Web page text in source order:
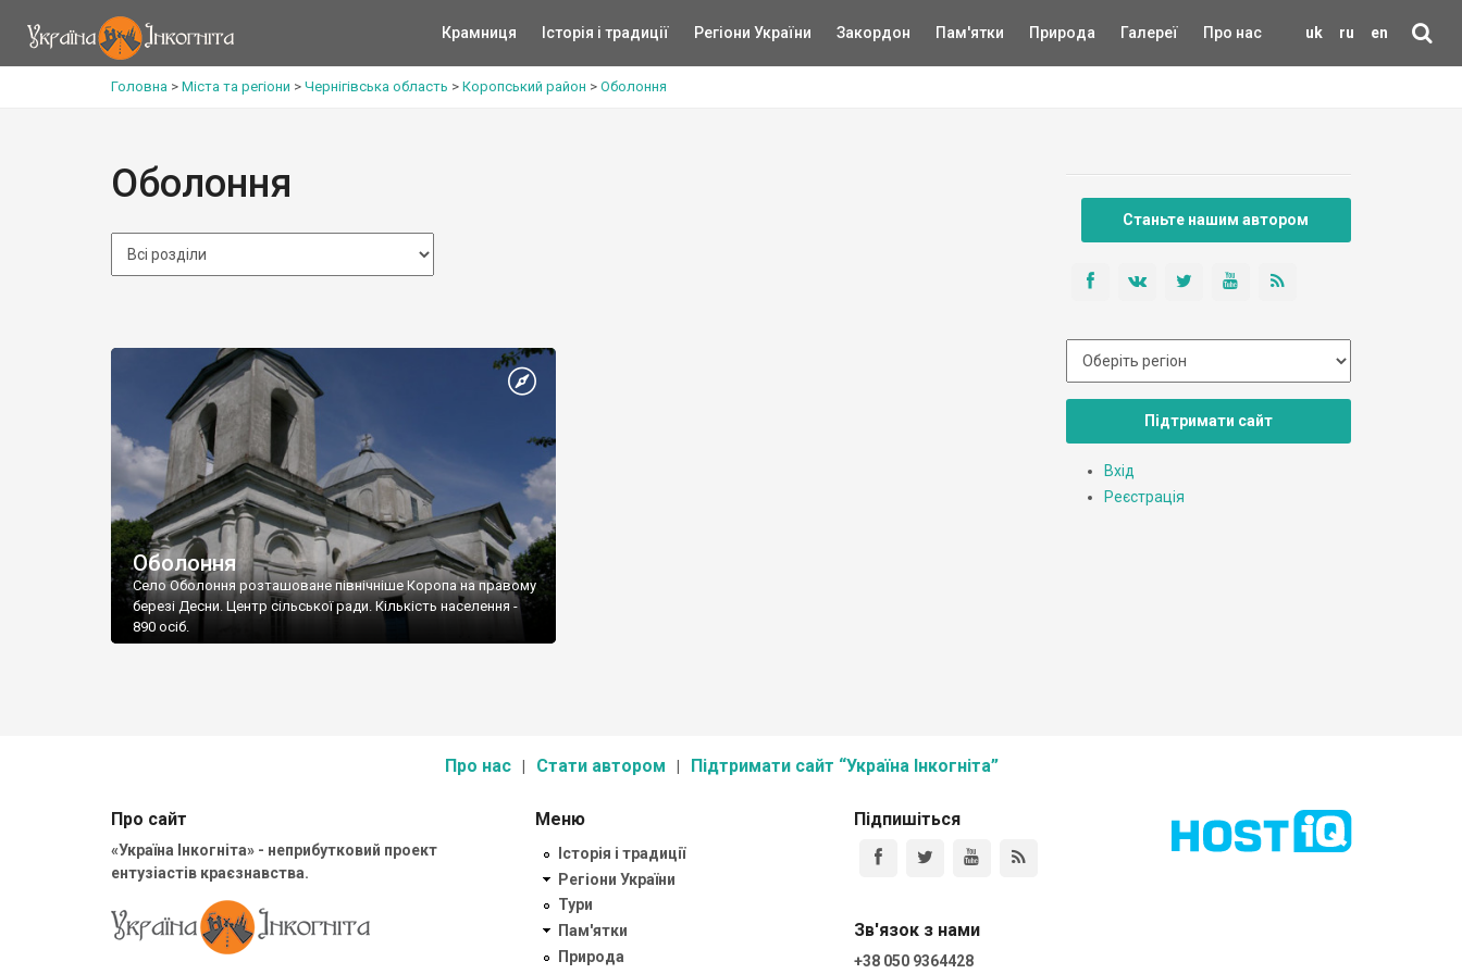
uk ru en
Крамниця Історія і традиції Регіони України Закордон Пам'ятки Природа Галереї Про нас
Головна > Міста та регіони > Чернігівська область > Коропський район > Оболоння
Оболоння
Оболоння
Село Оболоння розташоване північніше Коропа на правому
березі Десни. Центр сільської ради. Кількість населення -
890 осіб.
Станьте нашим автором
Підтримати сайт
Вхід
Реєстрація
Про нас Стати автором Підтримати сайт “Україна Інкогніта”
Про сайт
«Україна Інкогніта» - неприбутковий проект
ентузіастів краєзнавства.
Меню
Історія і традиції
Регіони України
Тури
Пам'ятки
Природа
Підпишіться
Зв'язок з нами
+38 050 9364428